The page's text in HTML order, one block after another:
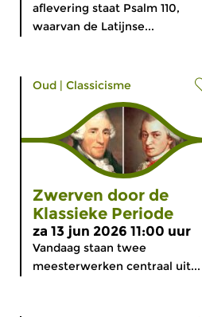
aflevering staat Psalm 110,
waarvan de Latijnse...
Oud | Classicisme
Zwerven door de
Klassieke Periode
za 13 jun 2026 11:00 uur
Vandaag staan twee
meesterwerken centraal uit...